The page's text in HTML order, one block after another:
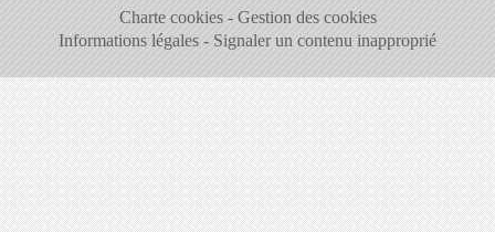
Charte cookies
Gestion des cookies
Informations légales
Signaler un contenu inapproprié